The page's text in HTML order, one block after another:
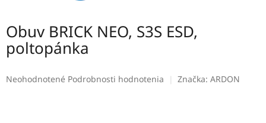
Obuv BRICK NEO, S3S ESD,
poltopánka
Priemerné
Neohodnotené Podrobnosti hodnotenia Značka: ARDON